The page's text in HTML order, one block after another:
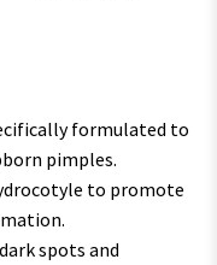
formulated to
pimples.
to promote
spots and